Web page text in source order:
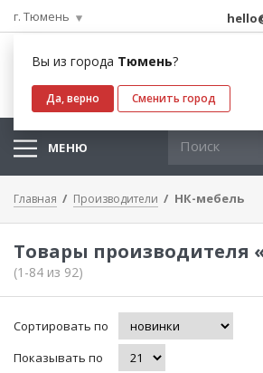
г. Тюмень
Вы из города Тюмень?
Да, верно Сменить город
МЕНЮ
Главная Производители НК-мебель
Товары производителя
(1-84 из 92)
Сортировать по
Показывать по